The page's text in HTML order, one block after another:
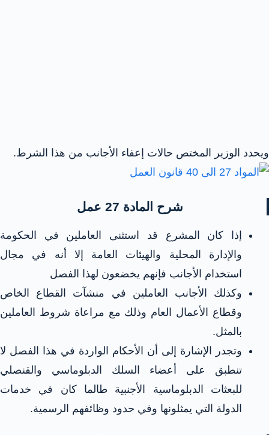
ويحدد الوزير المختص حالات إعفاء الأجانب من هذا الشرط.
شرح المادة 27 عمل
إذا كان المشرع قد استثنى العاملين في الحكومة
والإدارة المحلية والهيئات العامة إلا أنه في مجال
استخدام الأجانب فإنهم يخضعون لهذا الفصل
وكذلك الأجانب العاملين في منشآت القطاع الخاص
وقطاع الأعمال العام وذلك مع مراعاة شروط العاملين
بالمثل.
وتجدر الإشارة إلى أن الأحكام الواردة في هذا الفصل لا
تنطبق على أعضاء السلك الدبلوماسي والقنصلي
للبعثات الدبلوماسية الأجنبية طالما كان في خدمات
الدولة التي يمثلونها وفي حدود وظائفهم الرسمية.